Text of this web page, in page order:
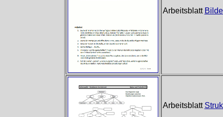
Arbeitsblatt
Arbeitsblatt